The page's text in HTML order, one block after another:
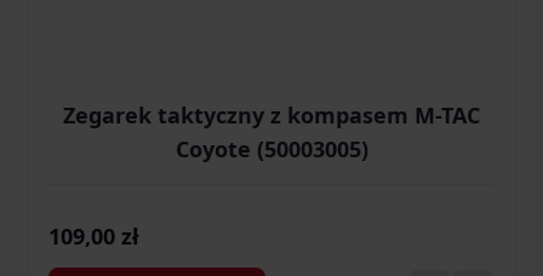
Zegarek taktyczny z kompasem M-TAC
Coyote (50003005)
109,00 zł